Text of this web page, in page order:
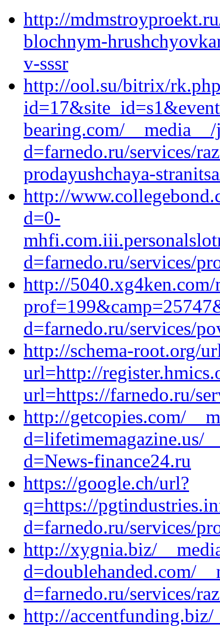
http://
blochnym-
v-sssr
http://ool.su/bitrix/
bearing.com/
d=farnedo.ru/services/
prodayushchaya-
http://
d=0-
d=farnedo.ru/services/
http://5040.xg4ken.com/
d=farnedo.ru/services/
http://schema-root.org/
url=http://
url=https://farnedo.ru/
http://getcopies.com/
d=lifetimemagazine.us/
d=News-finance24.ru
https://google.ch/url?
q=https://
d=farnedo.ru/services/
http://xygnia.biz/
d=doublehanded.com/
d=farnedo.ru/services/
http://accentfunding.biz/